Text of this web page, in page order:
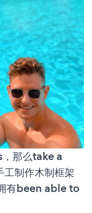
那么take a
制作木制框架
有been able to